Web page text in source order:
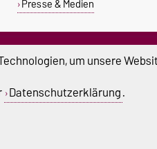
Presse & Medien
STUDIUM & CAMPUS
Stipendien
Studentenwerk
Unishop
um unsere
Datenschutzerklärung.